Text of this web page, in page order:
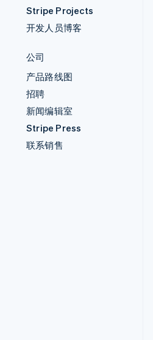
Stripe Projects
开发人员博客
公司
产品路线图
招聘
新闻编辑室
Stripe Press
联系销售